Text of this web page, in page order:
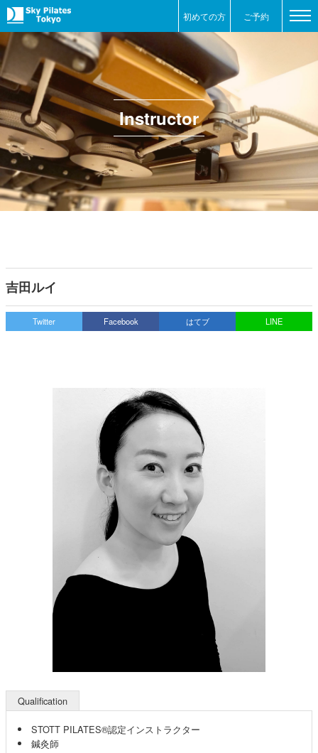
初めての方 ご予約
Instructor
吉田ルイ
Twitter Facebook はてブ LINE
Qualification
STOTT PILATES®認定インストラクター
鍼灸師